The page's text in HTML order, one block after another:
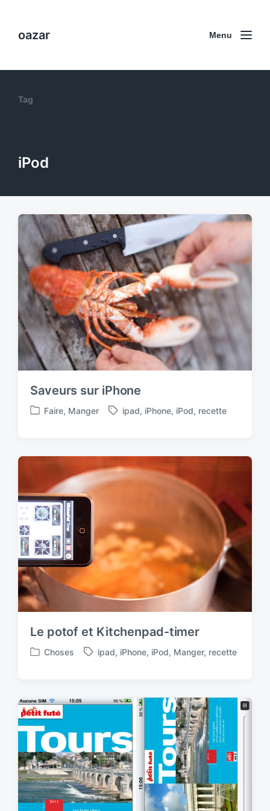
oazar Menu
Tag
iPod
Saveurs sur iPhone
P
t
i
n
Faire, Manger
T
g
e
d
h
ipad, iPhone, iPod, recette
Le potof et Kitchenpad-timer
P
e
d
Choses
T
e
w
i
t
h
ipad, iPhone, iPod, Manger, recette